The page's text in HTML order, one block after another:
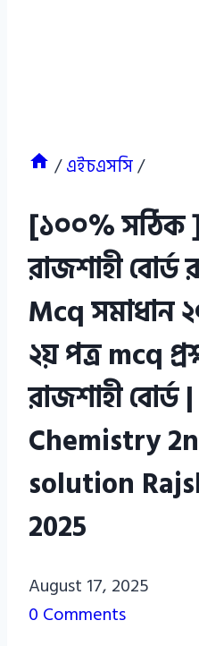
/এইচএসসি/
[১০০% সঠিক
রাজশাহী বোর্ড
Mcq সমাধান
২য় পত্র mcq
রাজশাহী বোর্ড
Chemistry
solution
2025
Azizul
Haque
August 17, 2025
0 Comments